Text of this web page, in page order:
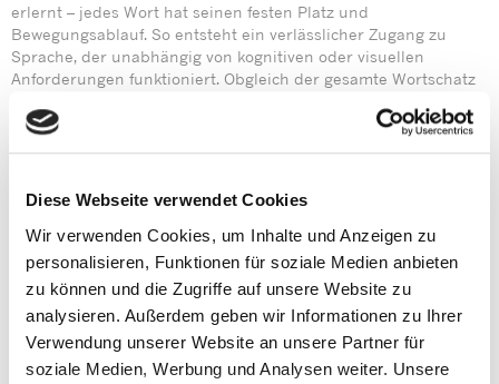
Diese Webseite verwendet Cookies
Wir verwenden Cookies, um Inhalte und Anzeigen zu
personalisieren, Funktionen für soziale Medien anbieten
zu können und die Zugriffe auf unsere Website zu
analysieren. Außerdem geben wir Informationen zu Ihrer
Verwendung unserer Website an unsere Partner für
soziale Medien, Werbung und Analysen weiter. Unsere
erlernt – jedes Wort hat seinen festen Platz und
Bewegungsablauf. So entsteht ein verlässlicher Zugang zu
Sprache, der unabhängig von kognitiven oder visuellen
Anforderungen funktioniert. Obgleich der gesamte Wortschatz
beruht, gibt es mehrere Möglichkeiten, diesen schrittweise und
Diese beinhaltet über 80 wichtige Kernwörter, die durch je nur
eine Tastenaktivierung abgerufen werden können, also
gewissermaßen eine umfangreiche sprechende
Kommunikationstafel.
Zum anderen bietet die Software auch die nützliche Funktion
Fokuswörter, über die das Vokabular zeitweise leicht auf eine
bestimmte Menge an Aussagen reduziert werden kann, um
störende Ablenkungen beim Lernprozess zu minimieren.